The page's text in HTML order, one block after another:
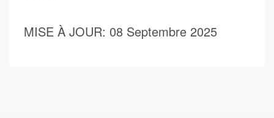
MISE À JOUR: 08 Septembre 2025